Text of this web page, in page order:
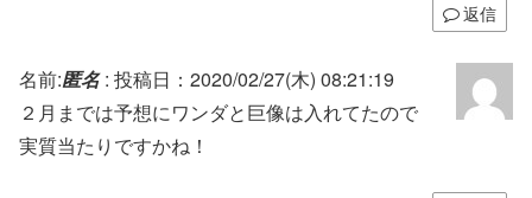
返信
名前:匿名: 投稿日：2020/02/27(木) 08:21:19
２月までは予想にワンダと巨像は入れてたので
実質当たりですかね！